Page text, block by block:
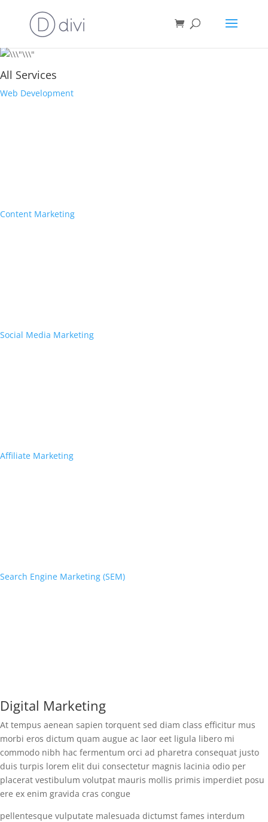
All Services
Web Development
Content Marketing
Social Media Marketing
Affiliate Marketing
Search Engine Marketing (SEM)
Digital Marketing
At tempus aenean sapien torquent sed diam class efficitur mus
morbi eros dictum quam augue ac laor eet ligula libero mi
commodo nibh hac fermentum orci ad pharetra consequat justo
duis turpis lorem elit dui consectetur magnis lacinia odio per
placerat vestibulum volutpat mauris mollis primis imperdiet posu
ere ex enim gravida cras congue
pellentesque vulputate malesuada dictumst fames interdum